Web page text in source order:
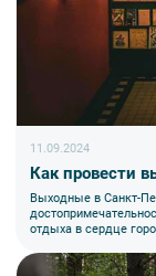
11.09.2024
Как провести
Выходные в Санкт-
отдыха в сердце